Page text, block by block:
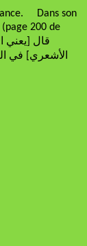
Dans son
200 de
الأشعري] في